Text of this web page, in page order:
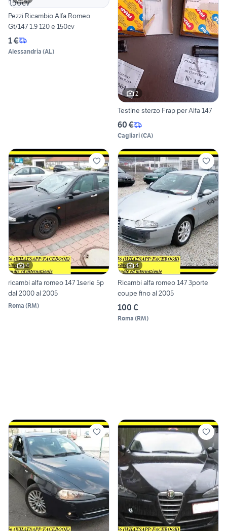
Pezzi Ricambio Alfa Romeo
Gt/147 1.9 120 e 150cv
1 €
Alessandria (AL)
2
Testine sterzo Frap per Alfa 147
60 €
Cagliari(CA)
4
ricambi alfa romeo 147 1serie 5p
dal 2000 al 2005
Roma (RM)
4
Ricambi alfa romeo 147 3porte
coupe fino al 2005
100 €
Roma (RM)